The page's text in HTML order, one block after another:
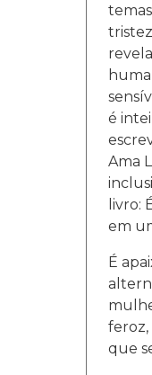
é
Ama
livro:
em
É
feroz,
que